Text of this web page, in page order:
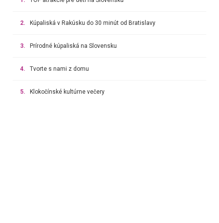
2. Kúpaliská v Rakúsku do 30 minút od Bratislavy
3. Prírodné kúpaliská na Slovensku
4. Tvorte s nami z domu
5. Klokočínské kultúrne večery